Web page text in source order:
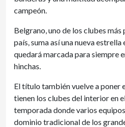
campeón.
Belgrano, uno de los clubes
país, suma así una nueva estrella
quedará marcada para siempre
hinchas.
El título también vuelve a poner
tienen los clubes del interior en
temporada donde varios
dominio tradicional de los